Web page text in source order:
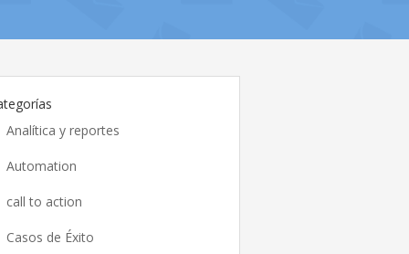
Analítica y reportes
Automation
call to action
Casos de Éxito